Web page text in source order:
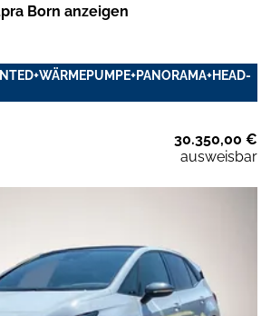
Born anzeigen
30.350,00 €
ausweisbar